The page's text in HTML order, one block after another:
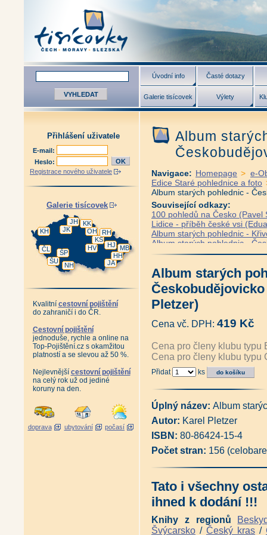
Úvodní info Časté dotazy
Galerie tisícovek Výlety
Přihlášení uživatele
E-mail:
Heslo:
Registrace nového uživatele
Galerie tisícovek
JA
HH
MB
HJ
HV
NH
KS
RH
ŠP
ŠU
OH
JK
KK
ČL
JH
KH
Kvalitní cestovní pojištění
do zahraničí i do ČR.
Cestovní pojištění
jednoduše, rychle a online na
Top-Pojištění.cz s okamžitou
platností a se slevou až 50 %.
Nejlevnější cestovní pojištění
na celý rok už od jediné
koruny na den.
doprava ubytování počasí
Album
Navigace: Homepage > e-
Edice Staré pohlednice a foto
Album starých pohlednic -
Související odkazy:
100 pohledů na Česko (Pavel
Lidice - příběh české vsi
Album starých pohlednic -
Album starých pohlednic -
Album starých pohlednic -
Album starých pohlednic
Album starých pohlednic
Album starých pohlednic
Album starých pohlednic
Album starých pohlednic
Album starých pohlednic -
Antikvariát - Album starých
Album starých pohlednic -
Antikvariát - Šumpersko,
Album starých pohlednic -
Album starých pohlednic -
Album starých pohlednic -
Album starých pohlednic -
Album starých pohlednic -
Adršpašsko-
Antikvariát - Karlovy Vary a
Posázavský Pacifik Světlá -
Železniční trať Praha -
Železniční tratě Ústecko-
Ústeckým krajem vlakem i
Železniční trať z Pardubic do
Album starých
Pletzer)
Cena vč. DPH: 419 Kč
Cena pro členy klubu typu
Cena pro členy klubu typu
Přidat ks
Úplný název: Album
Autor: Karel Pletzer
ISBN: 80-86424-15-4
Počet stran: 156
Tato i všechny
ihned k dodání !!!
Knihy z regionů
Švýcarsko / Český kras /